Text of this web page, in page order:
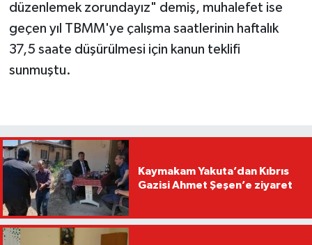
düzenlemek zorundayız" demiş, muhalefet ise
geçen yıl TBMM'ye çalışma saatlerinin haftalık
37,5 saate düşürülmesi için kanun teklifi
sunmuştu.
Kaymakam Yakuta’dan Kıbrıs
Gazisi Ahmet Şeşen’e ziyaret